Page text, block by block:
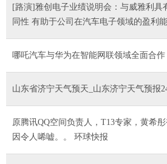
[路演]雅创电子业绩说明会：与威雅利具
同性 有助于公司在汽车电子领域的盈利
哪吒汽车与华为在智能网联领域全面合作
山东省济宁天气预天_山东济宁天气预报
原腾讯QQ空间负责人，T13专家，黄希
因令人唏嘘。。 环球快报